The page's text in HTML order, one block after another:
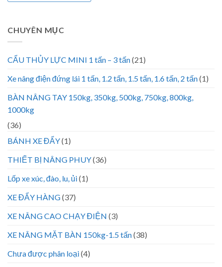
CHUYÊN MỤC
CẨU THỦY LỰC MINI 1 tấn – 3 tấn(21)
Xe nâng điện đứng lái 1 tấn, 1.2 tấn, 1.5 tấn, 1.6 tấn, 2 tấn(1)
BÀN NÂNG TAY 150kg, 350kg, 500kg, 750kg, 800kg,
1000kg
(36)
BÁNH XE ĐẨY(1)
THIẾT BỊ NÂNG PHUY(36)
Lốp xe xúc, đào, lu, ủi(1)
XE ĐẨY HÀNG(37)
XE NÂNG CAO CHẠY ĐIỆN (3)
XE NÂNG MẶT BÀN 150kg-1.5 tấn(38)
Chưa được phân loại(4)